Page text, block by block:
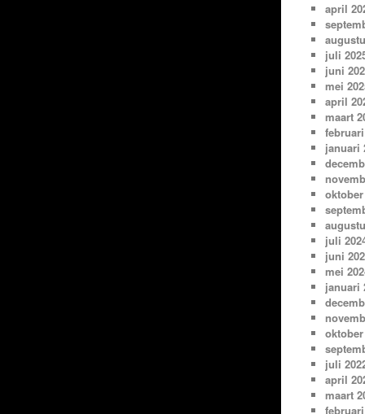
april
juli
juni
mei
april
maart
januari
oktober
juli
juni
mei
januari
oktober
juli
april
maart